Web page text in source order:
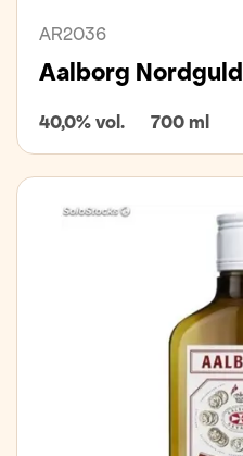
AR2036
Aalborg Nordguld
40,0% vol. 700 ml